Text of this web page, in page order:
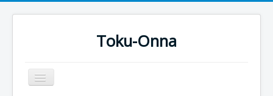
Toku-Onna
Basculer
la